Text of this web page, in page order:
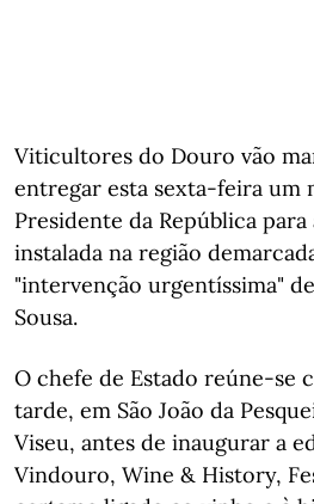
Viticultores do Douro vão
entregar esta sexta-feira um
Presidente da República
instalada na região
"intervenção urgentíssima"
Sousa.
O chefe de Estado reúne-se
tarde, em São João da
Viseu, antes de inaugurar a
Vindouro, Wine & History,